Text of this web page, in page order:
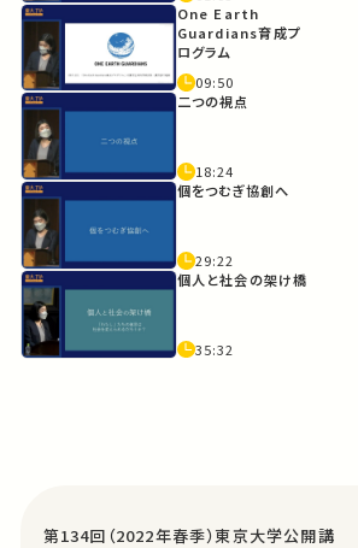
One Earth
Guardians育成プ
ログラム
09:50
二つの視点
18:24
個をつむぎ協創へ
29:22
個人と社会の架け橋
35:32
第134回（2022年春季）東京大学公開講